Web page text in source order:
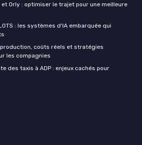
Orly : optimiser le trajet pour une meilleure
: les systèmes d'IA embarquée qui
production, coûts réels et stratégies
les compagnies
des taxis à ADP : enjeux cachés pour